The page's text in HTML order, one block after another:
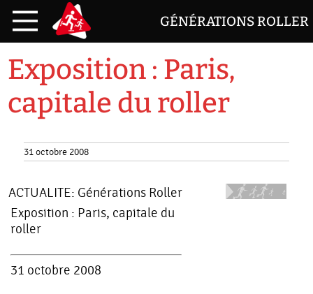
GÉNÉRATIONS ROLLER
Exposition : Paris,
capitale du roller
31 octobre 2008
ACTUALITE: Générations Roller
Exposition : Paris, capitale du
roller
31 octobre 2008